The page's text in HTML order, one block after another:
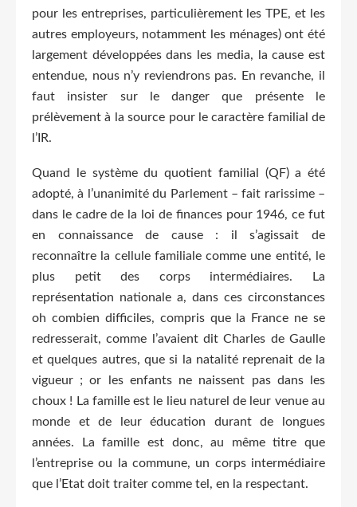
pour les entreprises, particulièrement les TPE, et les
autres employeurs, notamment les ménages) ont été
largement développées dans les media, la cause est
entendue, nous n’y reviendrons pas. En revanche, il
faut insister sur le danger que présente le
prélèvement à la source pour le caractère familial de
l’IR.
Quand le système du quotient familial (QF) a été
adopté, à l’unanimité du Parlement – fait rarissime –
dans le cadre de la loi de finances pour 1946, ce fut
en connaissance de cause : il s’agissait de
reconnaître la cellule familiale comme une entité, le
plus petit des corps intermédiaires. La
représentation nationale a, dans ces circonstances
oh combien difficiles, compris que la France ne se
redresserait, comme l’avaient dit Charles de Gaulle
et quelques autres, que si la natalité reprenait de la
vigueur ; or les enfants ne naissent pas dans les
choux ! La famille est le lieu naturel de leur venue au
monde et de leur éducation durant de longues
années. La famille est donc, au même titre que
l’entreprise ou la commune, un corps intermédiaire
que l’Etat doit traiter comme tel, en la respectant.